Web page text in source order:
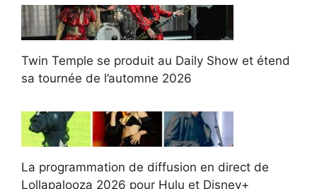
Twin Temple se produit au Daily Show et étend
sa tournée de l’automne 2026
La programmation de diffusion en direct de
Lollapalooza 2026 pour Hulu et Disney+